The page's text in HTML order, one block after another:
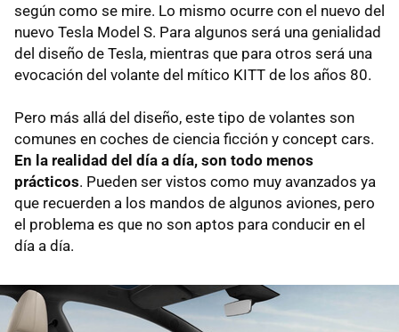
según como se mire. Lo mismo ocurre con el nuevo del
nuevo Tesla Model S. Para algunos será una genialidad
del diseño de Tesla, mientras que para otros será una
evocación del volante del mítico KITT de los años 80.
Pero más allá del diseño, este tipo de volantes son
comunes en coches de ciencia ficción y concept cars.
En la realidad del día a día, son todo menos
prácticos. Pueden ser vistos como muy avanzados ya
que recuerden a los mandos de algunos aviones, pero
el problema es que no son aptos para conducir en el
día a día.